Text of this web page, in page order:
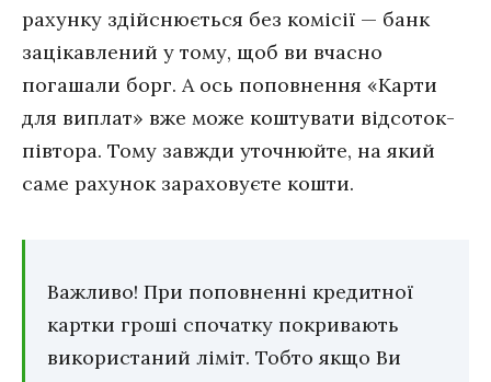
рахунку здійснюється без комісії — банк
зацікавлений у тому, щоб ви вчасно
погашали борг. А ось поповнення «Карти
для виплат» вже може коштувати відсоток-
півтора. Тому завжди уточнюйте, на який
саме рахунок зараховуєте кошти.
Важливо! При поповненні кредитної
картки гроші спочатку покривають
використаний ліміт. Тобто якщо Ви